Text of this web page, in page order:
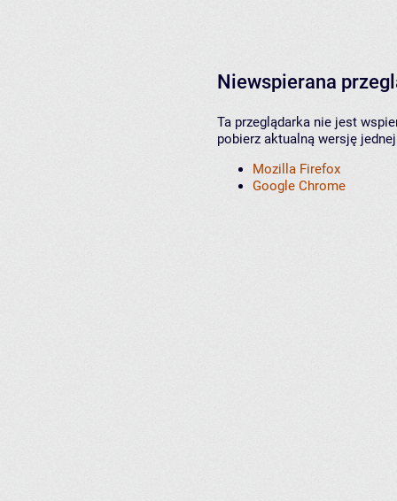
Niewspierana
Ta przeglądarka nie jest
pobierz aktualną wersję
Mozilla Firefox
Google Chrome